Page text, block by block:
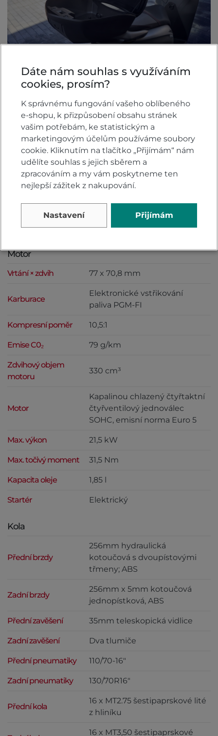
Video
Motor
Vrtání × zdvih 77 x 70,8 mm
Karburace
Elektronické vstřikování
paliva PGM-FI
Kompresní poměr 10,5:1
Emise C0₂ 79 g/km
Zdvihový objem
motoru
330 cm³
Motor
Kapalinou chlazený čtyřtaktní
čtyřventilový jednoválec
SOHC, emisní norma Euro 5
Max. výkon 21,5 kW
Max. točivý moment 31,5 Nm
Kapacita oleje 1,85 l
Startér Elektrický
Kola
Přední brzdy
256mm hydraulická
kotoučová s dvoupístovými
třmeny; ABS
Zadní brzdy
256mm x 5mm kotoučová
jednopístková, ABS
Přední zavěšení 35mm teleskopická vidlice
Zadní zavěšení Dva tlumiče
Přední pneumatiky 110/70-16"
Zadní pneumatiky 130/70R16"
Přední kola
16 x MT2.75 šestipaprskové lité
z hliníku
16 x MT3,50 šestipaprskové
Dáte nám souhlas s využíváním
cookies, prosím?
K správnému fungování vašeho oblíbeného
e-shopu, k přizpůsobení obsahu stránek
vašim potřebám, ke statistickým a
marketingovým účelům používáme soubory
cookie. Kliknutím na tlačítko „Přijímám“ nám
udělíte souhlas s jejich sběrem a
zpracováním a my vám poskytneme ten
nejlepší zážitek z nakupování.
Nastavení Přijímám